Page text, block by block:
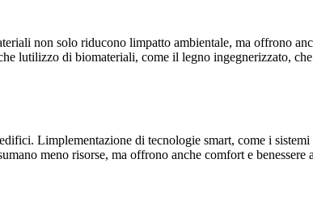
non solo riducono limpatto ambientale, ma offrono
lutilizzo di biomateriali, come il legno ingegnerizzato,
Limplementazione di tecnologie smart, come i sistemi
meno risorse, ma offrono anche comfort e benessere